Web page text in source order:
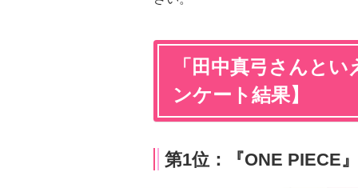
「田中真弓さんと
ンケート結果】
第1位：『ONE PIECE